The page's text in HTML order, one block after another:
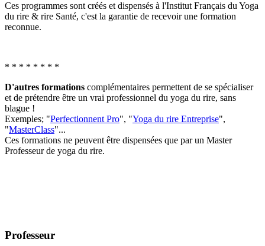
Ces programmes sont créés et dispensés à l'Institut Français du Yoga
du rire & rire Santé, c'est la garantie de recevoir une formation
reconnue.
* * * * * * * *
D'autres formations complémentaires permettent de se spécialiser
et de prétendre être un vrai professionnel du yoga du rire, sans
blague !
Exemples; "Perfectionnent Pro", "Yoga du rire Entreprise",
"MasterClass"...
Ces formations ne peuvent être dispensées que par un Master
Professeur de yoga du rire.
Professeur